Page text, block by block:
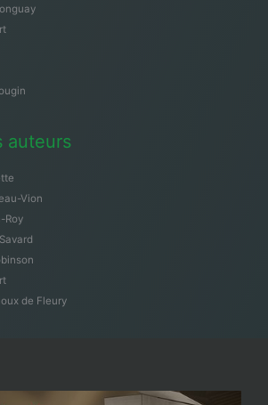
auteurs
Vion
Roy
de Fleury